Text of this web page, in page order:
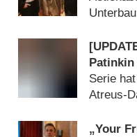
Darri
Parker
Serie
Atreus-
„Your